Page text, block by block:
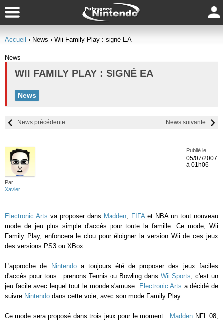
Accueil › News › Wii Family Play : signé EA
News
WII FAMILY PLAY : SIGNÉ EA
News
News suivante
News précédente
Par
Xavier
Publié le
05/07/2007
à 01h06
Electronic Arts va proposer dans Madden, FIFAet NBA un tout nouveau
mode de jeu plus simple d'accès pour toute la famille. Ce mode, Wii
Family Play, enfoncera le clou pour éloigner la version Wii de ces jeux
des versions PS3 ou XBox.
L'approche de Nintendoa toujours été de proposer des jeux faciles
d'accès pour tous : prenons Tennis ou Bowling dans Wii Sports, c'est un
jeu facile avec lequel tout le monde s'amuse. Electronic Arts a décidé de
suivre Nintendo dans cette voie, avec son mode Family Play.
Ce mode sera proposé dans trois jeux pour le moment : Madden NFL 08,